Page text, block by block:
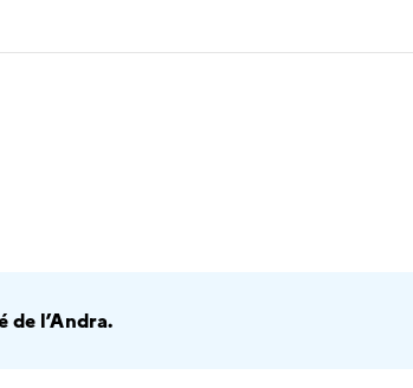
de l’Andra.